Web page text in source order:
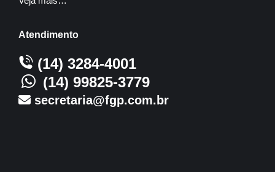
Atendimento
(14) 3284-4001
(14) 99825-3779
secretaria@fgp.com.br